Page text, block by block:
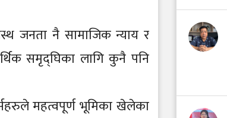
जनता नै सामाजिक न्याय र
समृद्घिका लागि कुनै पनि
महत्वपूर्ण भूमिका खेलेका